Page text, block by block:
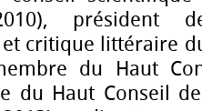
président
critique littéraire
du Haut
du Haut Conseil